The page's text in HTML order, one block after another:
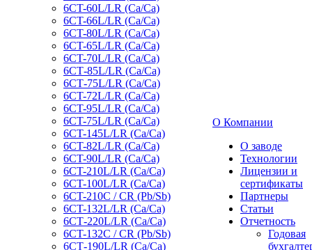
6CT-60L/LR (Ca/Ca)
6CT-66L/LR (Ca/Ca)
6CT-80L/LR (Са/Са)
6CT-65L/LR (Ca/Ca)
6CT-70L/LR (Са/Са)
6СТ-85L/LR (Са/Са)
6СТ-75L/LR (Ca/Ca)
6CT-72L/LR (Ca/Ca)
6CT-95L/LR (Са/Са)
6CT-75L/LR (Ca/Ca)
6CT-145L/LR (Са/Са)
6CT-82L/LR (Са/Са)
6CT-90L/LR (Ca/Ca)
6CT-210L/LR (Ca/Ca)
6CT-100L/LR (Ca/Ca)
6CT-210C / CR (Pb/Sb)
6CT-132L/LR (Ca/Ca)
6СТ-220L/LR (Ca/Ca)
6CT-132C / CR (Pb/Sb)
6СТ-190L/LR (Ca/Ca)
О Компании
О заводе
Технологии
Лицензии и
сертификаты
Партнеры
Статьи
Отчетность
Годовая